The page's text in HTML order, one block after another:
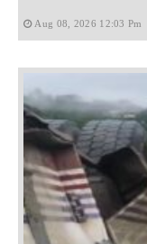
Aug 08, 2026 12:03 Pm